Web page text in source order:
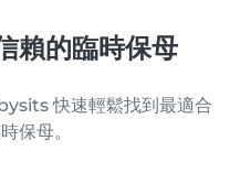
賴的臨時保母
快速輕鬆找到最適合
保母。